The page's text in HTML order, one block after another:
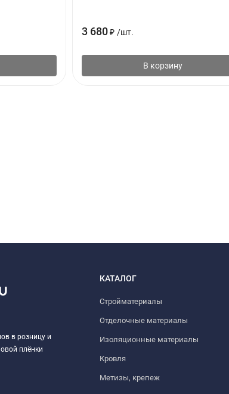
3 680 ₽ /шт.
В корзину
в розницу и
плёнки
КАТАЛОГ
Стройматериалы
Отделочные материалы
Изоляционные материалы
Кровля
Метизы, крепеж